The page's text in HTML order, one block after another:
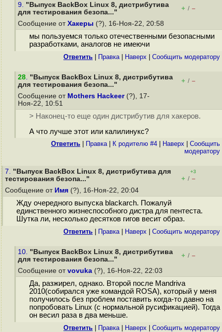
9. "Выпуск BackBox Linux 8, дистрибутива
для тестирования безопа..."
+ / –
Сообщение от Хакеры (?), 16-Ноя-22, 20:58
мы пользуемся только отечественными безопасными
разработками, аналогов не имеючи
Ответить Правка| Наверх Cообщить модератору
28. "Выпуск BackBox Linux 8, дистрибутива
для тестирования безопа..."
+ / –
Сообщение от Mothers Hackeer(?), 17-
Ноя-22, 10:51
> Наконец-то еще один дистрибутив для хакеров.
А что лучше этот или калилинукс?
Ответить Правка| К родителю #4 Наверх
Cообщить
модератору
7. "Выпуск BackBox Linux 8, дистрибутива для
тестирования безопа..."
+3
+ / –
Сообщение от Имя (?), 16-Ноя-22, 20:04
Жду очередного выпуска blackarch. Пожалуй
единственного жизнеспособного дистра для пентеста.
Шутка ли, несколько десятков гигов весит образ.
Ответить Правка| Наверх Cообщить модератору
10. "Выпуск BackBox Linux 8, дистрибутива
для тестирования безопа..."
+ / –
Сообщение от vovuka (?), 16-Ноя-22, 22:03
Да, разжирел, однако. Второй после Mandriva
2010(собирался уже командой ROSA), который у меня
получилось без проблем поставить когда-то давно на
попробовать Linux (с нормальной русификацией). Тогда
он весил раза в два меньше.
Ответить Правка| Наверх Cообщить модератору